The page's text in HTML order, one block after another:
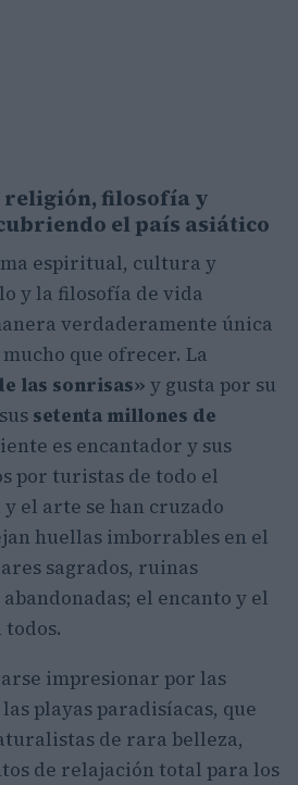
filosofía y
el país asiático
espiritual, cultura y
y la filosofía de vida
verdaderamente única
que ofrecer. La
las sonrisas» y gusta por su
setenta millones de
es encantador y sus
por turistas de todo el
el arte se han cruzado
huellas imborrables en el
sagrados, ruinas
el encanto y el
impresionar por las
playas paradisíacas, que
de rara belleza,
de relajación total para los